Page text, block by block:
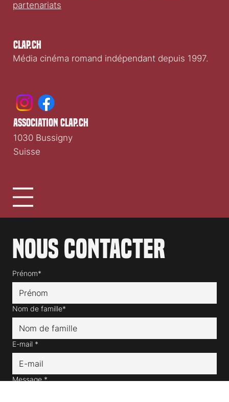
Clap.ch
Nous soutenir
Nous contacter
Prénom*
Nom de famille*
E-mail *
association clap.ch
1030 Bussigny